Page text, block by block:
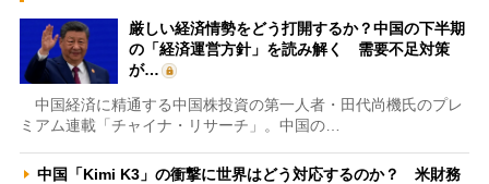
厳しい経済情勢をどう打開するか？中国の下半期
の「経済運営方針」を読み解く 需要不足対策
が…
中国経済に精通する中国株投資の第一人者・田代尚機氏のプレ
ミアム連載「チャイナ・リサーチ」。中国の…
中国「Kimi K3」の衝撃に世界はどう対応するのか？ 米財務